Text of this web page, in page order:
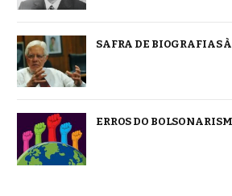
SAFRA DE BIOGRAFIAS
ERROS DO